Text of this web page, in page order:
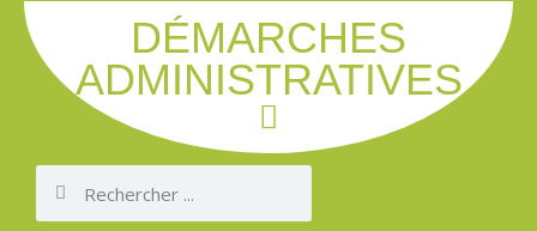
DÉMARCHES
ADMINISTRATIVES